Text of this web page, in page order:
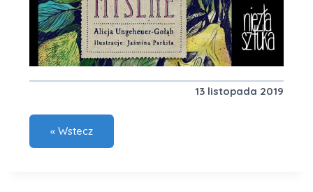
13 listopada 2019